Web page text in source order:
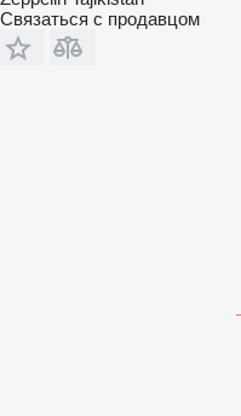
Связаться с продавцом